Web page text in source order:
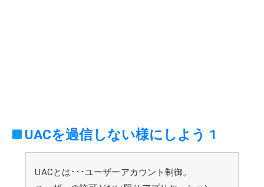
UACを過信しない様にしよう 1
UACとは･･･ユーザーアカウント制御。